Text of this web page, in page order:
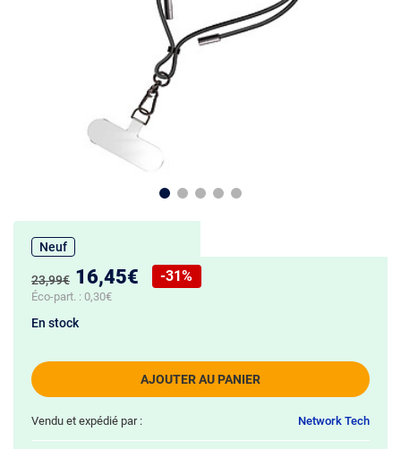
Neuf
Ancien prix :
23,99€ Nouveau prix :
16,45€
Réduction de :
-31%
Éco-part. : 0,30€
AJOUTER AU PANIER
En stock
Vendu et expédié par : Network Tech